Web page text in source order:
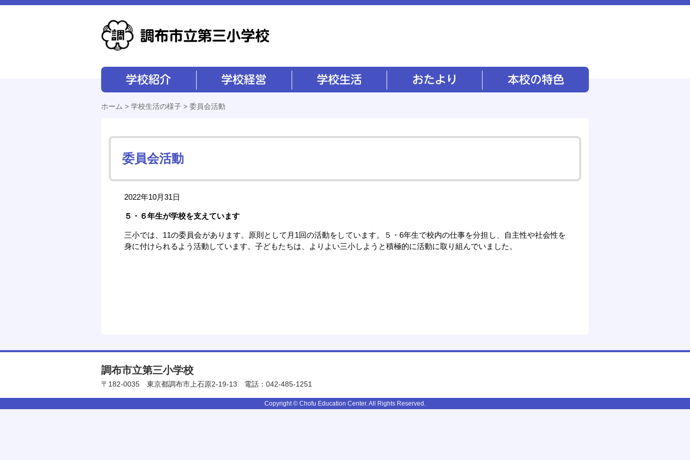
ホーム > 学校生活の様子 > 委員会活動
委員会活動
2022年10月31日
５・６年生が学校を支えています
三小では、11の委員会があります。原則として月1回の活動をしています。５・6年生で校内の仕事を分担し、自主性や社会性を
身に付けられるよう活動しています。子どもたちは、よりよい三小しようと積極的に活動に取り組んでいました。
調布市立第三小学校
〒182-0035 東京都調布市上石原2-19-13 電話：042-485-1251
Copyright © Chofu Education Center. All Rights Reserved.